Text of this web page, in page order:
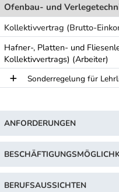
Ofenbau- und
Kollektivvertrag (Brutto-
Hafner-, Platten- und
Kollektivvertrags) (Arbeiter)
Sonderregelung für
ANFORDERUNGEN
BERUFSAUSSICHTEN